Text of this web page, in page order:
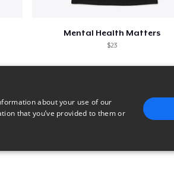
Mental Health Matters
$23
about your use of our
that you’ve provided to them or